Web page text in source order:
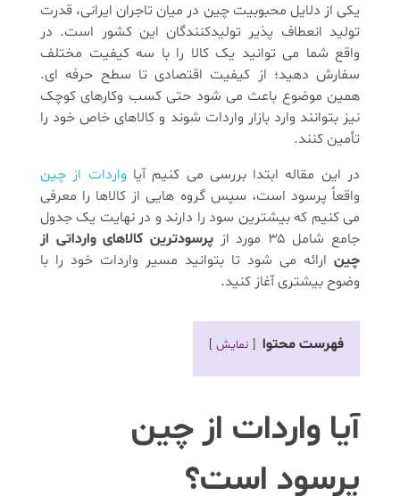
یکی از دلایل محبوبیت چین در میان تاجران ایرانی، قدرت
تولید انعطاف پذیر تولیدکنندگان این کشور است. در
واقع شما می توانید یک کالا را با سه کیفیت مختلف
سفارش دهید؛ از کیفیت اقتصادی تا سطح حرفه ای.
همین موضوع باعث می شود حتی کسب وکارهای کوچک
نیز بتوانند وارد بازار واردات شوند و کالاهای خاص خود را
تأمین کنند.
در این مقاله ابتدا بررسی می کنیم آیا واردات از چین
واقعاً پرسود است، سپس گروه هایی از کالاها را معرفی
می کنیم که بیشترین سود را دارند و در نهایت یک جدول
جامع شامل ۳۵ مورد از
پرسودترین کالاهای وارداتی از
چین ارائه می شود تا بتوانید مسیر واردات خود را با
وضوح بیشتری آغاز کنید.
فهرست محتوا نمایش
آیا واردات از چین
پرسود است؟